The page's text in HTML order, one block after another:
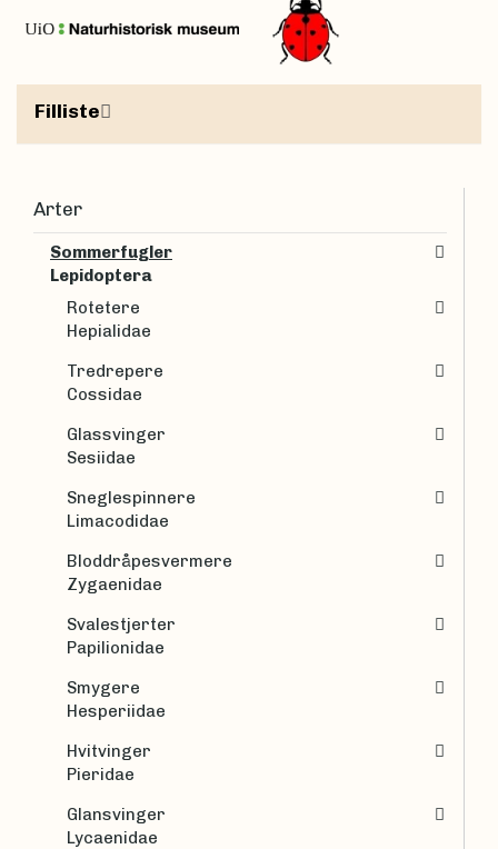
Filliste
Arter
Sommerfugler
Lepidoptera
Rotetere
Hepialidae
Tredrepere
Cossidae
Glassvinger
Sesiidae
Sneglespinnere
Limacodidae
Bloddråpesvermere
Zygaenidae
Svalestjerter
Papilionidae
Smygere
Hesperiidae
Hvitvinger
Pieridae
Glansvinger
Lycaenidae